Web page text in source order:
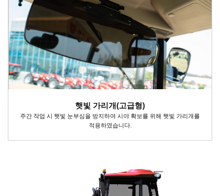
햇빛 가리개(고급형)
주간 작업 시 햇빛 눈부심을 방지하여 시야 확보를 위해 햇빛 가리개를
적용하였습니다.